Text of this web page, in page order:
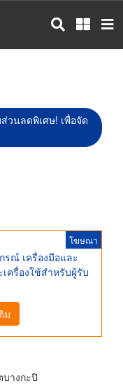
วนลดพิเศษ! เพื่อจัด
โฆษณา
รณ์ เครื่องมือและ
ครื่องใช้สำหรับผู้รับ
ม
างกะปิ